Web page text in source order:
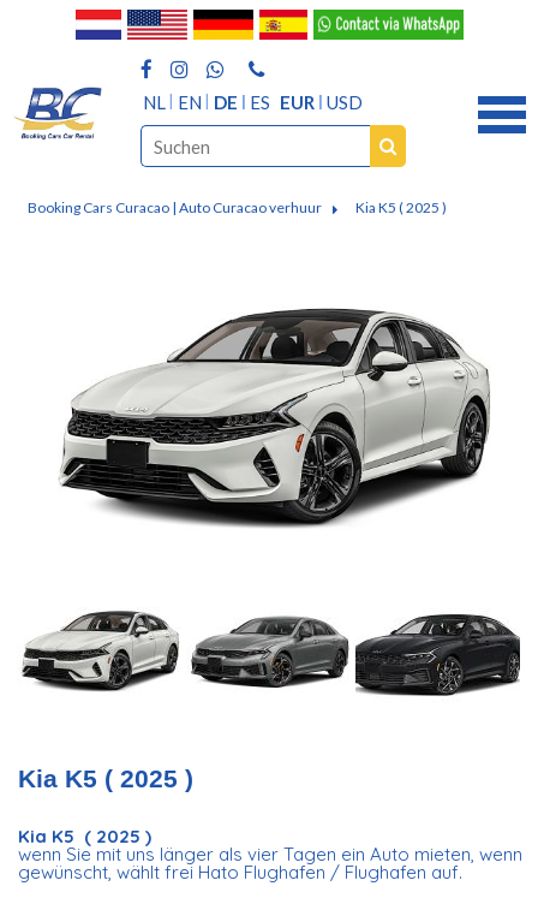
NL EN DE ES EUR USD
Booking Cars Curacao | Auto Curacao verhuur Kia K5 ( 2025 )
Kia K5 ( 2025 )
Kia K5 ( 2025 )
wenn Sie mit uns länger als vier Tagen ein Auto mieten, wenn
gewünscht, wählt frei Hato Flughafen / Flughafen auf.